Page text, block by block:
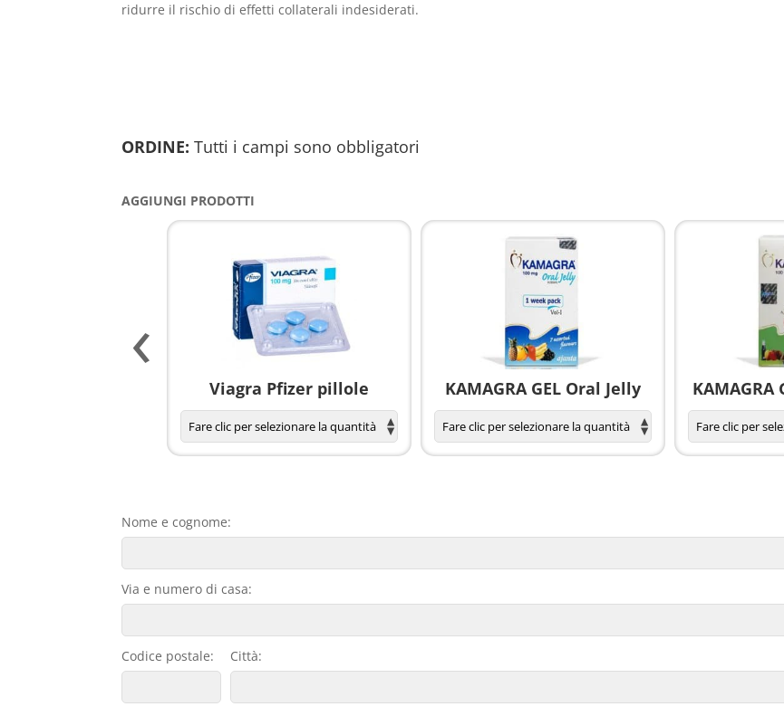
ridurre il rischio di effetti collaterali indesiderati.
ORDINE: Tutti i campi sono obbligatori
AGGIUNGI PRODOTTI
Viagra Pfizer pillole KAMAGRA GEL Oral Jelly KAMAGRA
‹
Nome e cognome:
Via e numero di casa:
Codice postale: Città: